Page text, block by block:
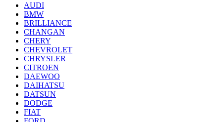
AUDI
BMW
BRILLIANCE
CHANGAN
CHERY
CHEVROLET
CHRYSLER
CITROEN
DAEWOO
DAIHATSU
DATSUN
DODGE
FIAT